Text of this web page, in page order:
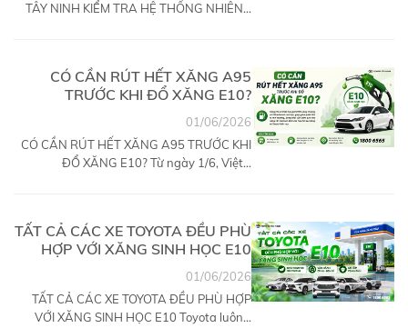
TÂY NINH KIỂM TRA HỆ THỐNG NHIÊN...
CÓ CẦN RÚT HẾT XĂNG A95
TRƯỚC KHI ĐỔ XĂNG E10?
CÓ CẦN RÚT HẾT XĂNG A95 TRƯỚC KHI
ĐỔ XĂNG E10? Từ ngày 1/6, Việt...
01/06/2026
TẤT CẢ CÁC XE TOYOTA ĐỀU PHÙ
HỢP VỚI XĂNG SINH HỌC E10
TẤT CẢ CÁC XE TOYOTA ĐỀU PHÙ HỢP
VỚI XĂNG SINH HỌC E10 Toyota luôn...
01/06/2026